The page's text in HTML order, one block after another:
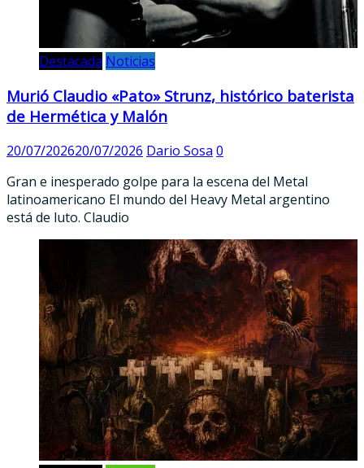
Destacada Noticias
Murió Claudio «Pato» Strunz, histórico baterista
de Hermética y Malón
20/07/202620/07/2026 Dario Sosa 0
Gran e inesperado golpe para la escena del Metal
latinoamericano El mundo del Heavy Metal argentino
está de luto. Claudio